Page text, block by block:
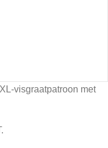
visgraatpatroon met